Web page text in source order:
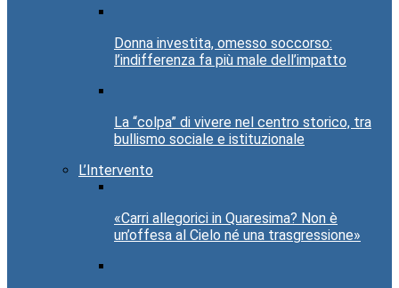
Donna investita, omesso soccorso:
l’indifferenza fa più male dell’impatto
La “colpa” di vivere nel centro storico, tra
bullismo sociale e istituzionale
L’Intervento
«Carri allegorici in Quaresima? Non è
un’offesa al Cielo né una trasgressione»